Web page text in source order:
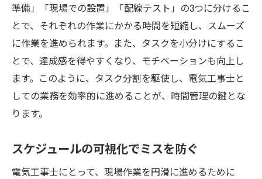
業務の見直しと改善提案
生産性指標を用いた時間評価
柔軟性を持たせた時間配分術
継続的な時間管理の見直しと改善
電気工事士必見！時間管理で現場作業を円滑に
コミュニケーションを重視したスケジュー
ル
準備」「現場での設置」「配線テスト」の3つに分けるこ
とで、それぞれの作業にかかる時間を短縮し、スムーズ
に作業を進められます。また、タスクを小分けにするこ
とで、達成感を得やすくなり、モチベーションも向上し
ます。このように、タスク分割を駆使し、電気工事士と
しての業務を効率的に進めることが、時間管理の鍵とな
ります。
スケジュールの可視化でミスを防ぐ
電気工事士にとって、現場作業を円滑に進めるために